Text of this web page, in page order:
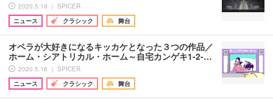
2020.5.19 ｜ SPICER
ニュース
クラシック 舞台
オペラが大好きになるキッカケとなった３つの作品／
ホーム・シアトリカル・ホーム～自宅カンゲキ1-2-…
2020.5.16 ｜ SPICER
ニュース
クラシック 舞台